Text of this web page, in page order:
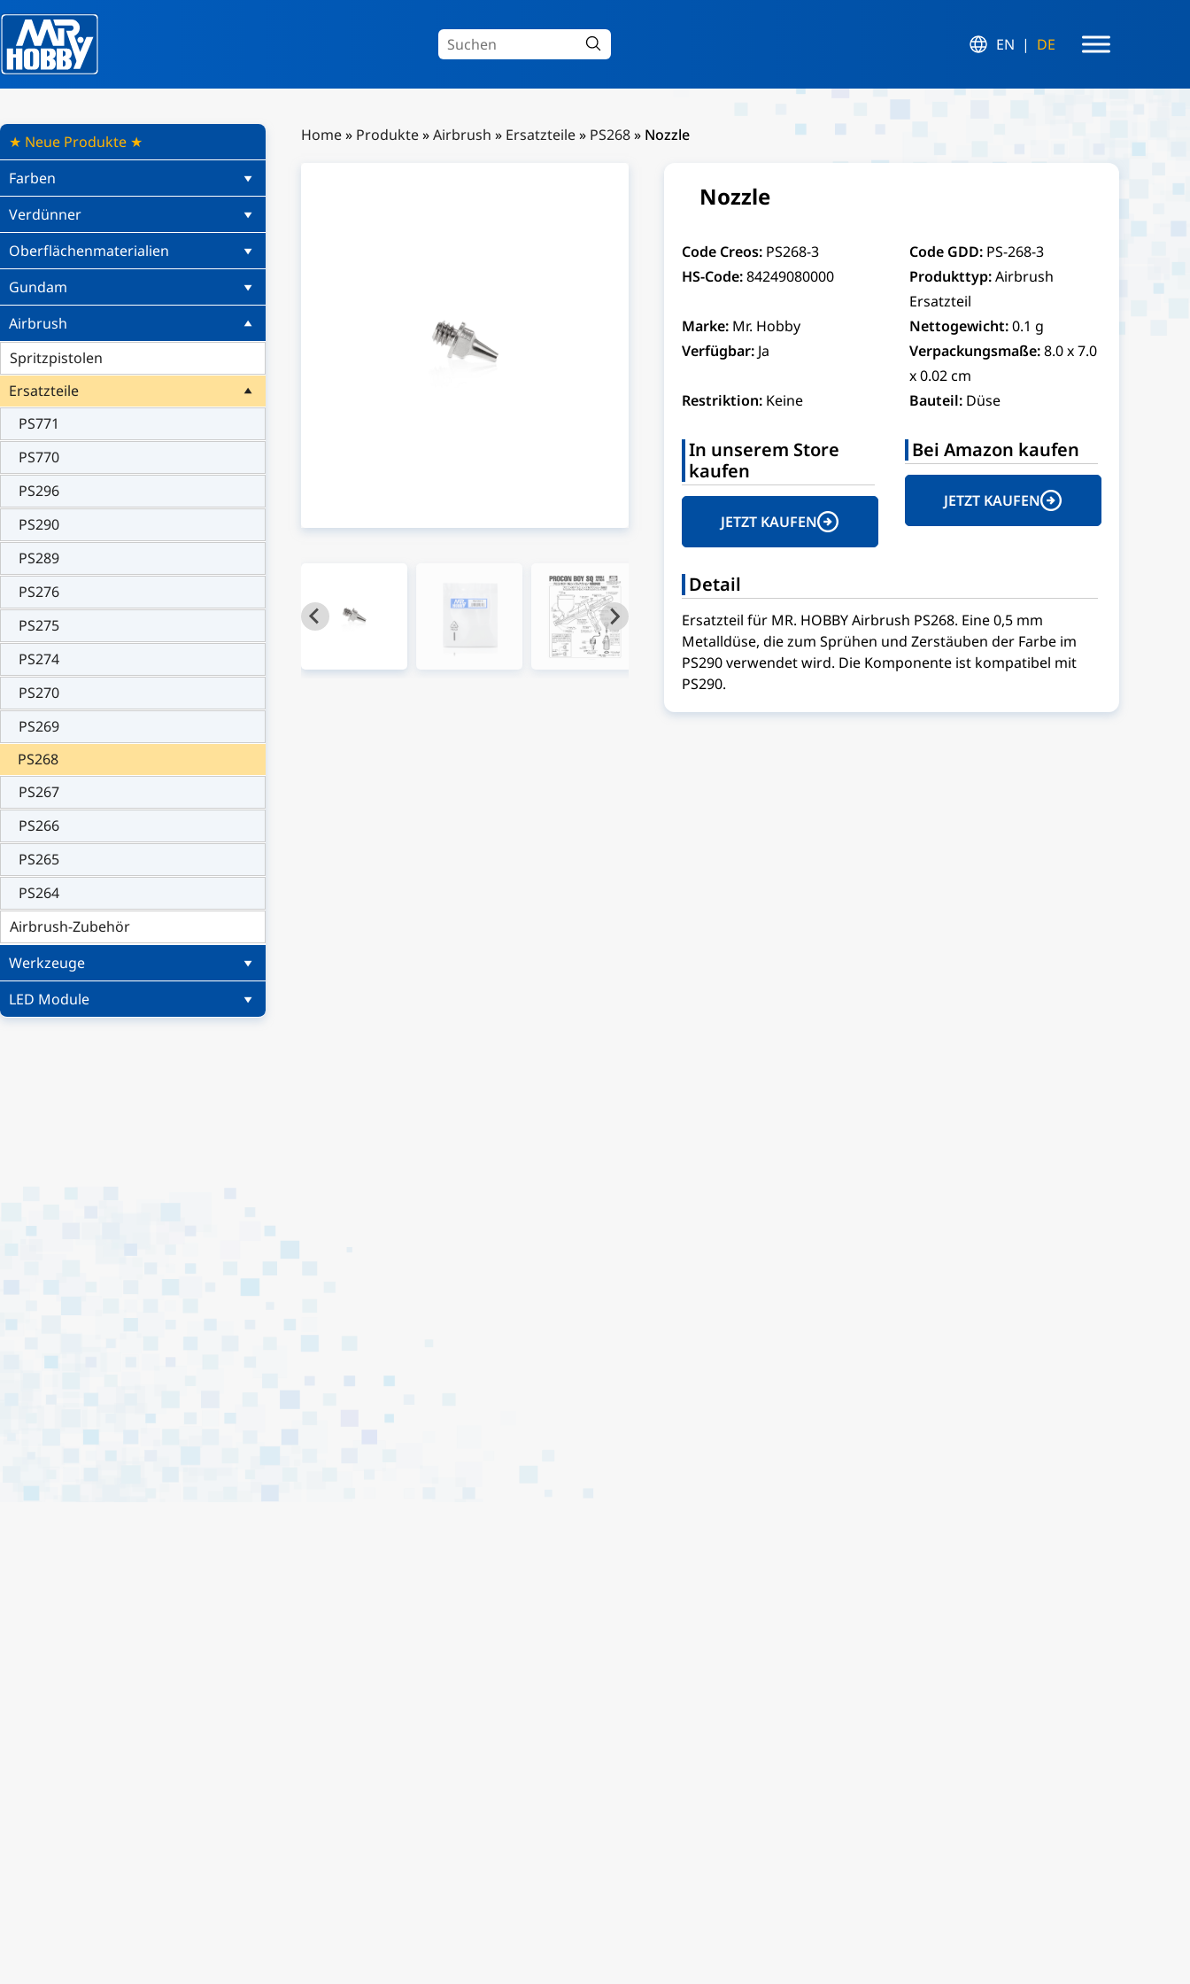
EN DE
★ Neue Produkte ★
Farben
Verdünner
Oberflächenmaterialien
Gundam
Airbrush
Spritzpistolen
Ersatzteile
PS771
PS770
PS296
PS290
PS289
PS276
PS275
PS274
PS270
PS269
PS268
PS267
PS266
PS265
PS264
Airbrush-Zubehör
Werkzeuge
LED Module
Home» Produkte»Airbrush » Ersatzteile» PS268» Nozzle
Nozzle
Code Creos: PS268-3 Code GDD: PS-268-3
HS-Code: 84249080000 Produkttyp:Airbrush
Ersatzteil
Marke: Mr. Hobby Nettogewicht:0.1 g
Verfügbar: Ja Verpackungsmaße:8.0 x 7.0
x 0.02 cm
Restriktion: Keine Bauteil: Düse
In unserem Store
kaufen
JETZT KAUFEN
Bei Amazon kaufen
JETZT KAUFEN
Detail
Ersatzteil für MR. HOBBY Airbrush PS268. Eine 0,5 mm
Metalldüse, die zum Sprühen und Zerstäuben der Farbe im
PS290 verwendet wird. Die Komponente ist kompatibel mit
PS290.